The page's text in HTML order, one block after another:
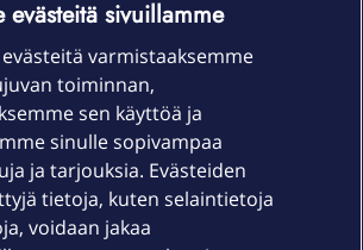
evästeitä sivuillamme
varmistaaksemme
toiminnan,
sen käyttöä ja
sinulle sopivampaa
ja tarjouksia. Evästeiden
tietoja, kuten selaintietoja
voidaan jakaa